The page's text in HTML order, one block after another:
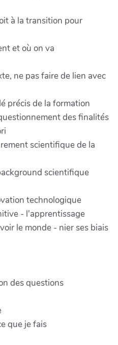
à la transition pour
et où on va
ne pas faire de lien avec
précis de la formation
des finalités
scientifique de la
scientifique
technologique
- l'apprentissage
le monde - nier ses biais
des questions
que je fais